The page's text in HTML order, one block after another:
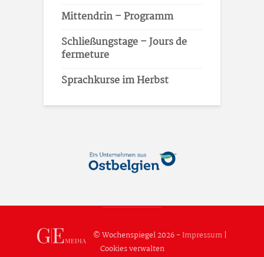
Mittendrin – Programm
Schließungstage – Jours de
fermeture
Sprachkurse im Herbst
© Wochenspiegel 2026 -Impressum|
Cookies verwalten